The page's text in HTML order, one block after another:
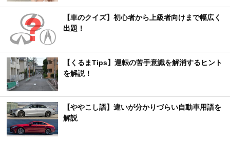
【車のクイズ】初心者から上級者向けまで幅広く
出題！
【くるまTips】運転の苦手意識を解消するヒント
を解説！
【ややこし語】違いが分かりづらい自動車用語を
解説